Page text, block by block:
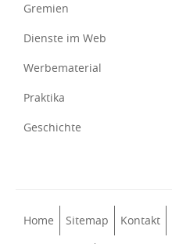
Gremien
Dienste im Web
Werbematerial
Praktika
Geschichte
Home Sitemap Kontakt